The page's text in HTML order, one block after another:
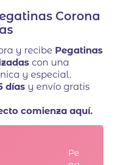
Corona
y recibe Pegatinas
con una
y especial.
días y envío gratis
comienza aquí.
Pe